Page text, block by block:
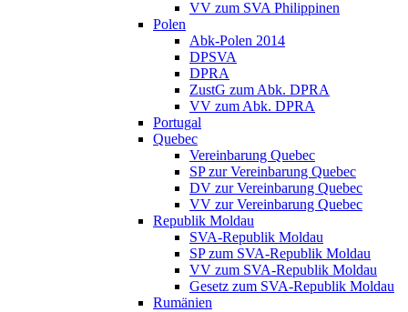
VV zum SVA Philippinen
Polen
Abk-Polen 2014
DPSVA
DPRA
ZustG zum Abk. DPRA
VV zum Abk. DPRA
Portugal
Quebec
Vereinbarung Quebec
SP zur Vereinbarung Quebec
DV zur Vereinbarung Quebec
VV zur Vereinbarung Quebec
Republik Moldau
SVA-Republik Moldau
SP zum SVA-Republik Moldau
VV zum SVA-Republik Moldau
Gesetz zum SVA-Republik Moldau
Rumänien